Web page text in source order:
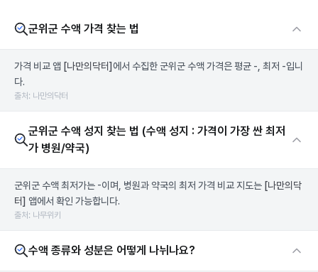
군위군 수액 가격 찾는 법
가격 비교 앱 [나만의닥터] 에서 수집한 군위군 수액 가격은 평균 -, 최저 -입니
다.
출처: 나만의닥터
군위군 수액 성지 찾는 법 (수액 성지 : 가격이 가장 싼 최저
가 병원/약국)
군위군 수액 최저가는 -이며, 병원과 약국의 최저 가격 비교 지도는 [나만의닥
터] 앱에서 확인 가능합니다.
출처: 나무위키
수액 종류와 성분은 어떻게 나뉘나요?